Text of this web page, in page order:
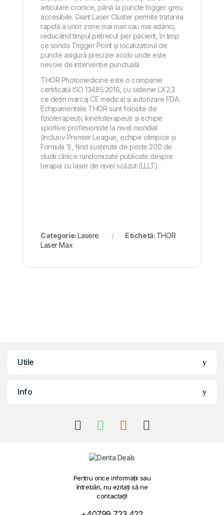
articulare cronice, până la puncte trigger greu
accesibile. Giant Laser Cluster permite tratarea
rapidă a unor zone mai mari sau mai adânci,
reducând timpul petrecut per pacient, în timp
ce sonda Trigger Point și localizatorul de
puncte asigură precizie acolo unde este
nevoie de intervenție punctuală.
THOR Photomedicine este o companie
certificată ISO 13485:2016, cu sisteme LX2.3
ce dețin marcaj CE medical și autorizare FDA.
Echipamentele THOR sunt folosite de
fizioterapeuți, kinetoterapeuți și echipe
sportive profesioniste la nivel mondial
(inclusiv Premier League, echipe olimpice și
Formula 1), fiind susținute de peste 200 de
studii clinice randomizate publicate despre
terapia cu laser de nivel scăzut (LLLT).
Categorie:Lasere Etichetă: THOR
Laser Max
Utile
Info
Pentru orice informații sau
întrebări, nu ezitați să ne
contactați!